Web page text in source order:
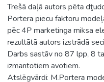
Trešā daļā autors pēta
Portera piecu faktoru
pēc 4P marketinga miksa
rezultātā autors izstrādā
Darbs sastāv no 87 lpp, 8
izmantotiem avotiem.
Atslēgvārdi: M.Portera